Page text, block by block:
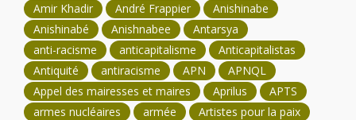
Amir Khadir
André Frappier
Anishinabe
Anishinabé
Anishnabee
Antarsya
anti-racisme
anticapitalisme
Anticapitalistas
Antiquité
antiracisme APN
APNQL
Appel des mairesses et maires
Aprilus
APTS
armes nucléaires
armée Artistes pour la paix